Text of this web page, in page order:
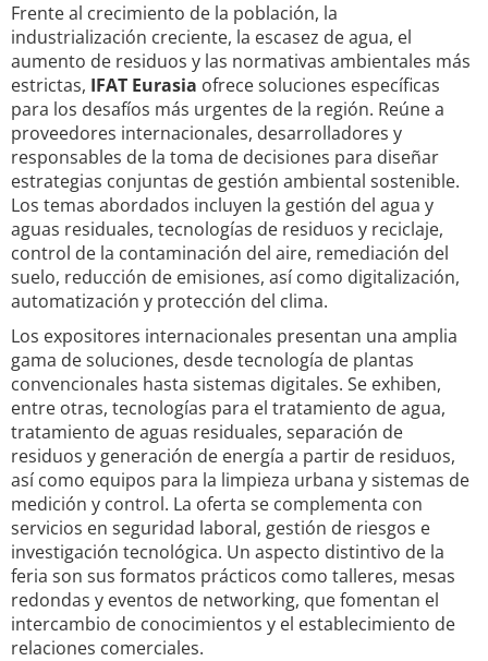
Frente al crecimiento de la población, la
industrialización creciente, la escasez de agua, el
aumento de residuos y las normativas ambientales más
estrictas, IFAT Eurasia ofrece soluciones específicas
para los desafíos más urgentes de la región. Reúne a
proveedores internacionales, desarrolladores y
responsables de la toma de decisiones para diseñar
estrategias conjuntas de gestión ambiental sostenible.
Los temas abordados incluyen la gestión del agua y
aguas residuales, tecnologías de residuos y reciclaje,
control de la contaminación del aire, remediación del
suelo, reducción de emisiones, así como digitalización,
automatización y protección del clima.
Los expositores internacionales presentan una amplia
gama de soluciones, desde tecnología de plantas
convencionales hasta sistemas digitales. Se exhiben,
entre otras, tecnologías para el tratamiento de agua,
tratamiento de aguas residuales, separación de
residuos y generación de energía a partir de residuos,
así como equipos para la limpieza urbana y sistemas de
medición y control. La oferta se complementa con
servicios en seguridad laboral, gestión de riesgos e
investigación tecnológica. Un aspecto distintivo de la
feria son sus formatos prácticos como talleres, mesas
redondas y eventos de networking, que fomentan el
intercambio de conocimientos y el establecimiento de
relaciones comerciales.